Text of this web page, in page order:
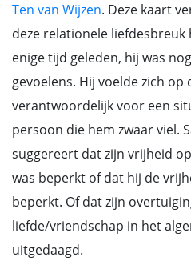
Ten van Wijzen. Deze kaart
deze relationele
enige tijd geleden, hij was
gevoelens. Hij voelde zich
verantwoordelijk voor een
persoon die hem zwaar viel.
suggereert dat zijn vrijheid
was beperkt of dat hij de
beperkt. Of dat zijn
liefde/vriendschap in het
uitgedaagd.